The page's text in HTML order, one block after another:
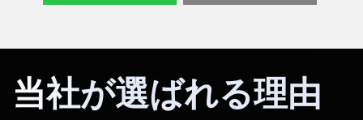
当社が選ばれる理由